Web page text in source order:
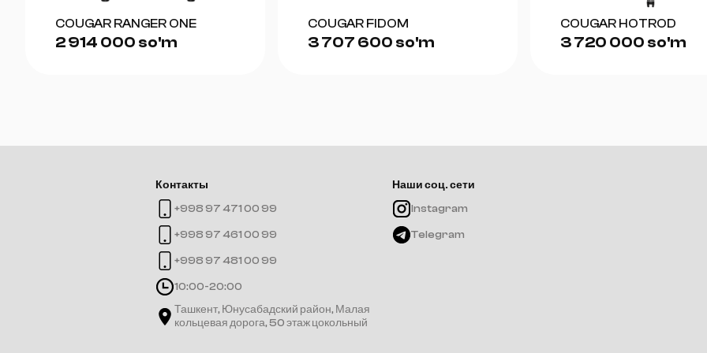
COUGAR RANGER ONE
2 914 000 so'm
COUGAR FIDOM
3 707 600 so'm
COUGAR HOTROD
3 720 000 so'm
Контакты
+998 97 471 00 99
+998 97 461 00 99
+998 97 481 00 99
10:00-20:00
Ташкент, Юнусабадский район, Малая
кольцевая дорога, 50 этаж цокольный
Наши соц. сети
Instagram
Telegram